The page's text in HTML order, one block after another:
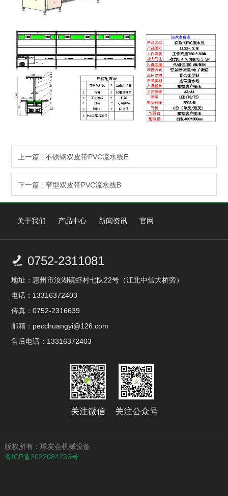
上一篇 : 不锈钢双皮带PVC流水线E
下一篇 : 窄型双皮带PVC流水线B
关于我们 产品中心 新闻资讯 官网
 0752-2311081
地址：惠州市汝湖镇虾村七队22号（江北中信大桥旁）
电话：13316372403
传真：0752-2316639
邮箱：pecchuangyi@126.com
售后电话：13316372403
关注微信 关注公众号
版权所有：球友会机械设备
粤ICP备2022084236号